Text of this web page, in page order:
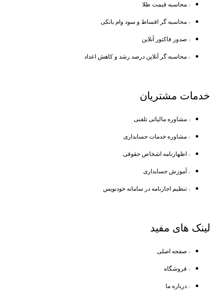
محاسبه قیمت طلا
محاسبه گر اقساط و سود وام بانکی
صدور فاکتور آنلاین
محاسبه گر آنلاین درصد رشد و کاهش اعداد
خدمات مشتریان
مشاوره مالیاتی تلفنی
مشاوره خدمات حسابداری
اظهارنامه اشخاص حقوقی
آموزش حسابداری
تنظیم اجارنامه در سامانه خودنویس
لینک های مفید
صفحه اصلی
فروشگاه
درباره ما